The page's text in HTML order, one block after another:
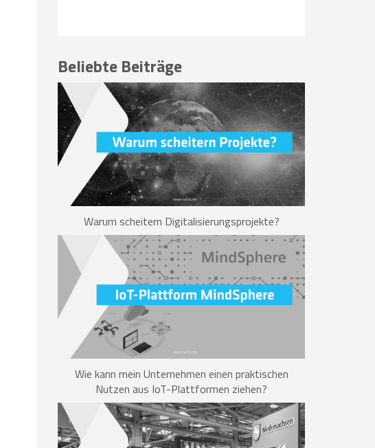
Beliebte Beiträge
Warum scheitern Digitalisierungsprojekte?
Wie kann mein Unternehmen einen praktischen
Nutzen aus IoT-Plattformen ziehen?